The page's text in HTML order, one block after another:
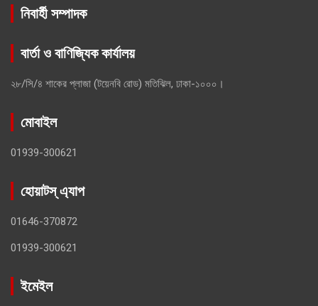
নিবার্হী সম্পাদক
বার্তা ও বাণিজ্যিক কার্যালয়
২৮/সি/৪ শাকের প্লাজা (টয়েনবি রোড) মতিঝিল, ঢাকা-১০০০।
মোবাইল
01939-300621
হোয়াটস্ এ্যাপ
01646-370872
01939-300621
ইমেইল